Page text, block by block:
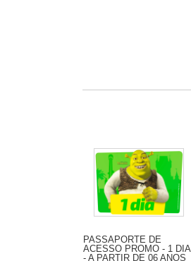
PASSAPORTE DE
ACESSO PROMO - 1 DIA
- A PARTIR DE 06 ANOS